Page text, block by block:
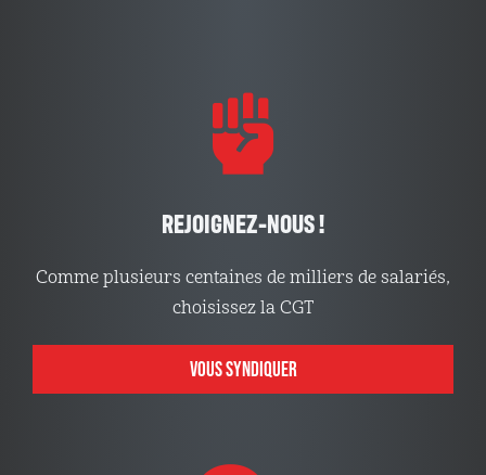
REJOIGNEZ-NOUS !
Comme plusieurs centaines de milliers de salariés,
choisissez la CGT
VOUS SYNDIQUER